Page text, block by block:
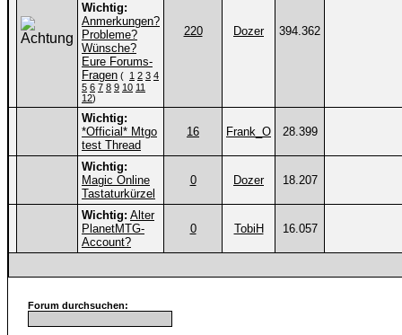
Wichtig:
Anmerkungen?
Probleme?
Wünsche?
Eure Forums-
Fragen ( 1 2 3 4
5 6 7 8 9 10 11
12)
220 Dozer 394.362
Wichtig:
*Official* Mtgo
test Thread
16 Frank_O 28.399
Wichtig:
Magic Online
Tastaturkürzel
0 Dozer 18.207
Wichtig: Alter
PlanetMTG-
Account?
0 TobiH 16.057
Forum durchsuchen: